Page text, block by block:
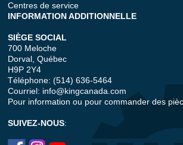
Centres de service
INFORMATION ADDITIONNELLE
SIÈGE SOCIAL
700 Meloche
Dorval, Québec
H9P 2Y4
Téléphone: (514) 636-5464
Courriel: info@kingcanada.com
Pour information ou pour commander des
SUIVEZ-NOUS: